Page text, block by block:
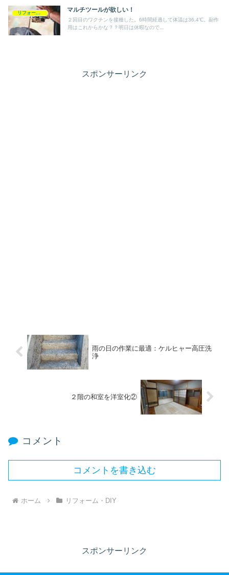
マルチツールが欲しい！
２回目のワクチンを接種した。6時間経過して体温は36.4℃。副作
用はこれからかな？？明日は休暇なので...
スポンサーリンク
雨の日の作業に最適：ケルヒャー高圧洗
浄
２階の和室を洋室化②
コメント
コメントを書き込む
ホーム リフォーム・DIY
スポンサーリンク